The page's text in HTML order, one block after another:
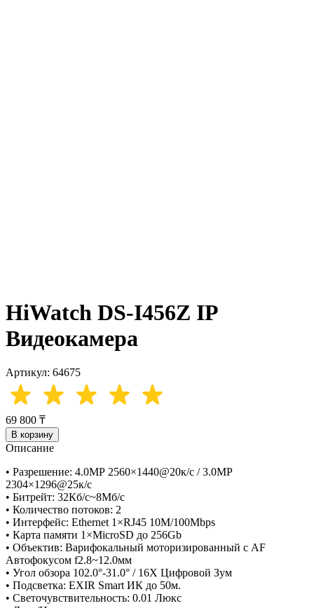
HiWatch DS-I456Z IP
Видеокамера
Артикул: 64675
69 800 ₸
В корзину
Описание
• Разрешение: 4.0МР 2560×1440@20к/с / 3.0МР
2304×1296@25к/с
• Битрейт: 32Кб/с~8Мб/с
• Количество потоков: 2
• Интерфейс: Ethernet 1×RJ45 10M/100Mbps
• Карта памяти 1×MicroSD до 256Gb
• Объектив: Варифокальный моторизированный с AF
Автофокусом f2.8~12.0мм
• Угол обзора 102.0°-31.0° / 16X Цифровой Зум
• Подсветка: EXIR Smart ИК до 50м.
• Светочувствительность: 0.01 Люкс